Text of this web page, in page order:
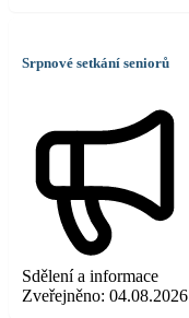
Srpnové setkání seniorů
Sdělení a informace
Zveřejněno: 04.08.2026